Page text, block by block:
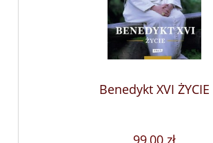
Benedykt XVI ŻYCIE
99,00 zł